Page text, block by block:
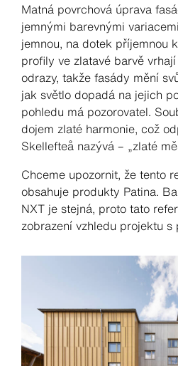
Matná povrchová úprava
jemnými barevnými
jemnou, na dotek příjemnou
profily ve zlatavé barvě
odrazy, takže fasády mění
jak světlo dopadá na jejich
pohledu má pozorovatel.
dojem zlaté harmonie, což
Skellefteå nazývá – „zlaté
Chceme upozornit, že tento
obsahuje produkty Patina.
NXT je stejná, proto tato
zobrazení vzhledu projektu s